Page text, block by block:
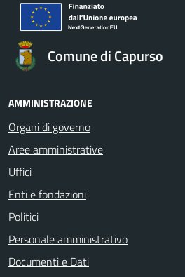
Comune di Capurso
AMMINISTRAZIONE
Organi di governo
Aree amministrative
Uffici
Enti e fondazioni
Politici
Personale amministrativo
Documenti e Dati